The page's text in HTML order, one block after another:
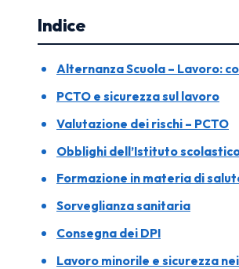
Indice
Alternanza Scuola – Lavoro:
PCTO e sicurezza sul lavoro
Valutazione dei rischi – PCTO
Obblighi dell’Istituto
Formazione in materia di
Sorveglianza sanitaria
Consegna dei DPI
Lavoro minorile e sicurezza